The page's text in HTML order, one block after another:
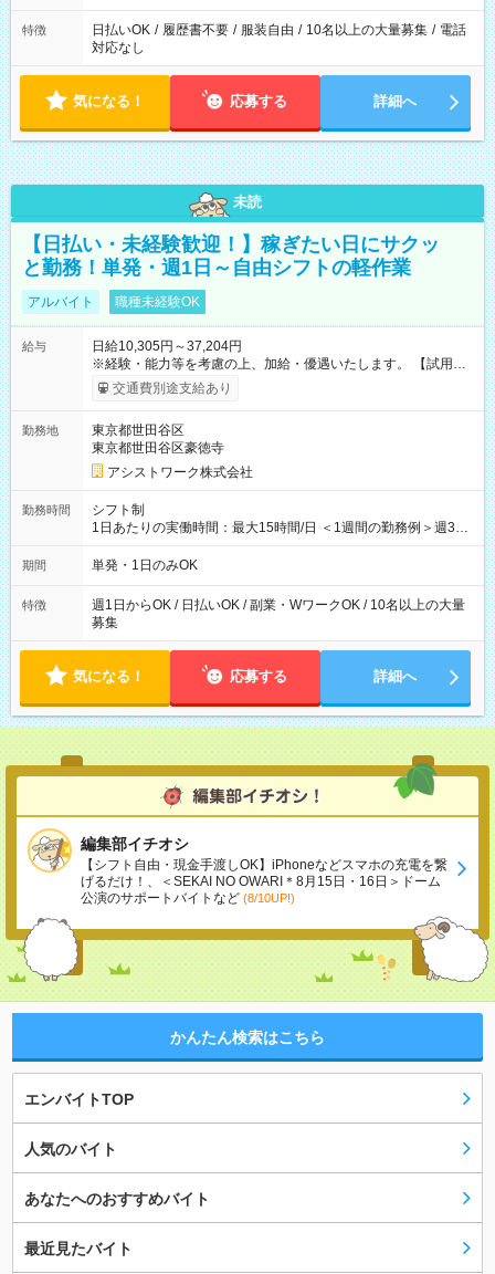
特徴 日払いOK / 履歴書不要 / 服装自由 / 10名以上の大量募集 / 電話
対応なし
気になる！ 応募する 詳細へ
未読
【日払い・未経験歓迎！】稼ぎたい日にサクッ
と勤務！単発・週1日～自由シフトの軽作業
アルバイト 職種未経験OK
給与
日給10,305円～37,204円
※経験・能力等を考慮の上、加給・優遇いたします。 【試用期
間】試用期間なし
交通費別途支給あり
勤務地
東京都世田谷区
東京都世田谷区豪徳寺
アシストワーク株式会社
勤務時間
シフト制
1日あたりの実働時間：最大15時間/日 ＜1週間の勤務例＞週3回
勤務 勤務：月・水・金 休み：火・木・土・日 好きな時にお仕事
可能です！ ※1日あたりの最大実働時間は日勤、夜勤共に勤務し
期間 単発・1日のみOK
特徴
週1日からOK / 日払いOK / 副業・WワークOK / 10名以上の大量
募集
気になる！ 応募する 詳細へ
編集部イチオシ
【シフト自由・現金手渡しOK】iPhoneなどスマホの充電を繋
げるだけ！、＜SEKAI NO OWARI＊8月15日・16日＞ドーム
公演のサポートバイトなど (8/10UP!)
かんたん検索はこちら
エンバイトTOP
人気のバイト
あなたへのおすすめバイト
最近見たバイト